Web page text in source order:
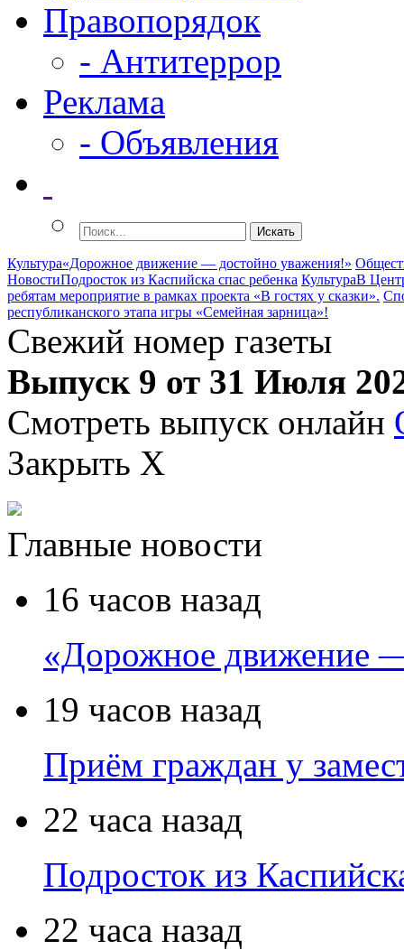
Правопорядок
- Антитеррор
Реклама
- Объявления
Культура«Дорожное движение — достойно уважения!»
НовостиПодросток из Каспийска спас ребенка КультураВ
ребятам мероприятие в рамках проекта «В гостях у сказки».
республиканского этапа игры «Семейная зарница»!
Свежий номер газеты
Выпуск 9 от 31 Июля
Смотреть выпуск онлайн
Закрыть X
Главные новости
16 часов назад
«Дорожное движение
19 часов назад
Приём граждан у
22 часа назад
Подросток из
22 часа назад